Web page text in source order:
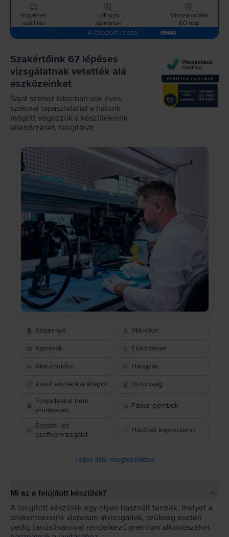
Ingyenes
szállítás
Exkluzív
ajánlatok
Visszaküldés
60 nap
A csoport része
Szakértőink 67 lépéses
vizsgálatnak vetették alá
eszközeinket
Saját szerviz laborban sok éves
szakmai tapasztalattal a hátunk
mögött végezzük a készülékeink
ellenőrzését, felújítását.
Képernyő Mikrofon
Kamerák Előtörténet
Akkumulátor Hangzás
Külső esztétikai állapot
Biztonság
Folyadékkal nem
érintkezett
Fizikai gombok
Eredet-, és
szoftvervizsgálat
Hálózati kapcsolatok
Teljes lista megtekintése
Mi az a felújított készülék?
A felújított készülék egy olyan használt termék, melyet a
szakembereink alaposan átvizsgáltak, szükség esetén
pedig tanúsítvánnyal rendelkező prémium alkatrészeket